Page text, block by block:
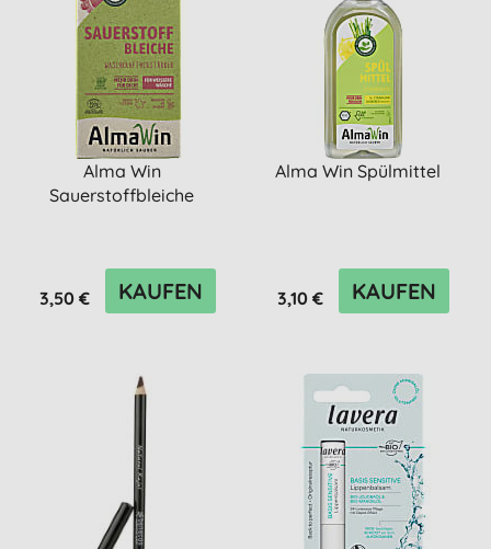
Alma Win
Sauerstoffbleiche
3,50 € KAUFEN
Alma Win Spülmittel
3,10 € KAUFEN